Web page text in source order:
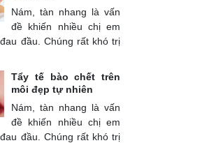
Nám, tàn nhang là vấn
đề khiến nhiều chị em
đầu. Chúng rất khó trị
Tẩy tế bào chết trên
môi đẹp tự nhiên
Nám, tàn nhang là vấn
đề khiến nhiều chị em
đầu. Chúng rất khó trị